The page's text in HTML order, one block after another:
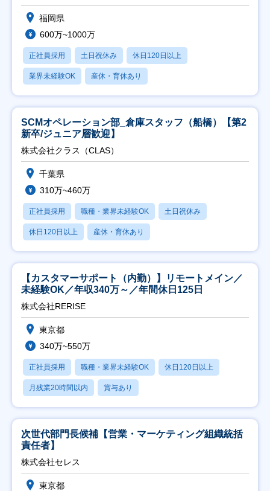
福岡県
600万~1000万
正社員採用 土日祝休み 休日120日以上
業界未経験OK 産休・育休あり
SCMオペレーション部_倉庫スタッフ（船橋）【第2
新卒/ジュニア層歓迎】
株式会社クラス（CLAS）
千葉県
310万~460万
正社員採用 職種・業界未経験OK 土日祝休み
休日120日以上 産休・育休あり
【カスタマーサポート（内勤）】リモートメイン／
未経験OK／年収340万～／年間休日125日
株式会社RERISE
東京都
340万~550万
正社員採用 職種・業界未経験OK 休日120日以上
月残業20時間以内 賞与あり
次世代部門長候補【営業・マーケティング組織統括
責任者】
株式会社セレス
東京都